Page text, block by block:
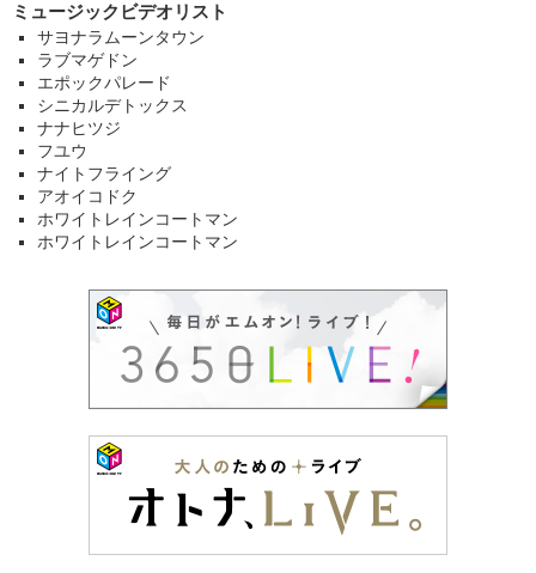
ミュージックビデオリスト
サヨナラムーンタウン
ラブマゲドン
エポックパレード
シニカルデトックス
ナナヒツジ
フユウ
ナイトフライング
アオイコドク
ホワイトレインコートマン
ホワイトレインコートマン